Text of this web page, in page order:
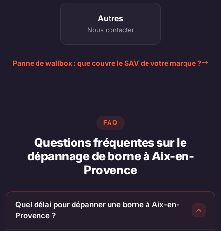
Autres
Nous contacter
Panne de wallbox : que couvre le SAV de votre marque ?
FAQ
Questions fréquentes sur le
dépannage de borne à Aix-en-
Provence
Quel délai pour dépanner une borne à Aix-en-
Provence ?